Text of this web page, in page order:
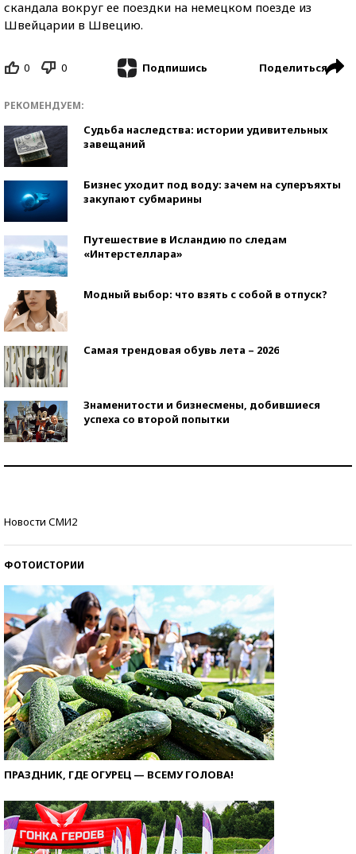
скандала вокруг ее поездки на немецком поезде из
Швейцарии в Швецию.
0 0 Подпишись Поделиться
РЕКОМЕНДУЕМ:
Судьба наследства: истории удивительных
завещаний
Бизнес уходит под воду: зачем на суперъяхты
закупают субмарины
Путешествие в Исландию по следам
«Интерстеллара»
Модный выбор: что взять с собой в отпуск?
Самая трендовая обувь лета – 2026
Знаменитости и бизнесмены, добившиеся
успеха со второй попытки
Новости СМИ2
ФОТОИСТОРИИ
ПРАЗДНИК, ГДЕ ОГУРЕЦ — ВСЕМУ ГОЛОВА!